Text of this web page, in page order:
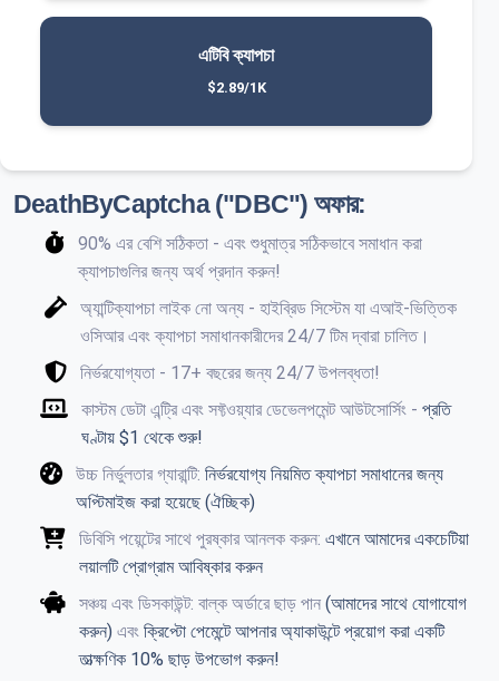
এটিবি ক্যাপচা
$2.89/1K
DeathByCaptcha ("DBC") অফার:
90% এর বেশি সঠিকতা - এবং শুধুমাত্র সঠিকভাবে সমাধান করা
ক্যাপচাগুলির জন্য অর্থ প্রদান করুন!
অ্যান্টিক্যাপচা লাইক নো অন্য - হাইব্রিড সিস্টেম যা এআই-ভিত্তিক
ওসিআর এবং ক্যাপচা সমাধানকারীদের 24/7 টিম দ্বারা চালিত।
নির্ভরযোগ্যতা - 17+ বছরের জন্য 24/7 উপলব্ধতা!
কাস্টম ডেটা এন্ট্রি এবং সফ্টওয়্যার ডেভেলপমেন্ট আউটসোর্সিং - প্রতি
ঘণ্টায় $1 থেকে শুরু!
উচ্চ নির্ভুলতার গ্যারান্টি: নির্ভরযোগ্য নিয়মিত ক্যাপচা সমাধানের জন্য
অপ্টিমাইজ করা হয়েছে (ঐচ্ছিক)
ডিবিসি পয়েন্টের সাথে পুরষ্কার আনলক করুন: এখানে আমাদের একচেটিয়া
লয়ালটি প্রোগ্রাম আবিষ্কার করুন
সঞ্চয় এবং ডিসকাউন্ট: বাল্ক অর্ডারে ছাড় পান (আমাদের সাথে যোগাযোগ
করুন) এবং ক্রিপ্টো পেমেন্টে আপনার অ্যাকাউন্টে প্রয়োগ করা একটি
তাত্ক্ষণিক 10% ছাড় উপভোগ করুন!